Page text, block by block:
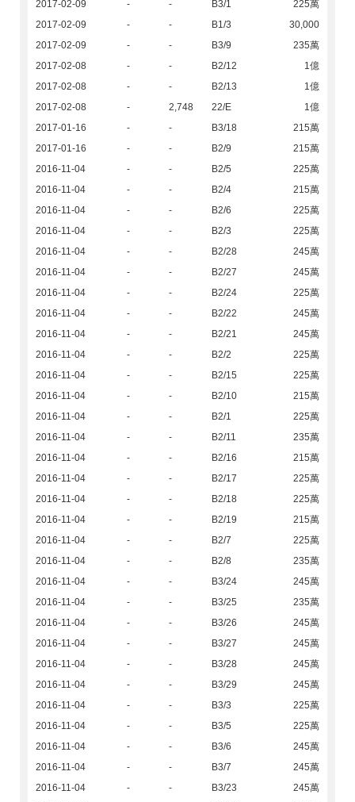
2017-02-09 - - B3/1
225萬
2017-02-09
- - B1/3
30,000
2017-02-09
- - B3/9
235萬
2017-02-08
- - B2/12
1億
2017-02-08
- - B2/13
1億
2017-02-08
- 2,748 22/E
1億
2017-01-16
- - B3/18
215萬
2017-01-16
- - B2/9
215萬
2016-11-04
- - B2/5
225萬
2016-11-04
- - B2/4
215萬
2016-11-04
- - B2/6
225萬
2016-11-04
- - B2/3
225萬
2016-11-04
- - B2/28
245萬
2016-11-04
- - B2/27
245萬
2016-11-04
- - B2/24
225萬
2016-11-04
- - B2/22
245萬
2016-11-04
- - B2/21
245萬
2016-11-04
- - B2/2
225萬
2016-11-04
- - B2/15
225萬
2016-11-04
- - B2/10
215萬
2016-11-04
- - B2/1
225萬
2016-11-04
- - B2/11
235萬
2016-11-04
- - B2/16
215萬
2016-11-04
- - B2/17
225萬
2016-11-04
- - B2/18
225萬
2016-11-04
- - B2/19
215萬
2016-11-04
- - B2/7
225萬
2016-11-04
- - B2/8
235萬
2016-11-04
- - B3/24
245萬
2016-11-04
- - B3/25
235萬
2016-11-04
- - B3/26
245萬
2016-11-04
- - B3/27
245萬
2016-11-04
- - B3/28
245萬
2016-11-04
- - B3/29
245萬
2016-11-04
- - B3/3
225萬
2016-11-04
- - B3/5
225萬
2016-11-04
- - B3/6
245萬
2016-11-04
- - B3/7
245萬
2016-11-04
- - B3/23
245萬